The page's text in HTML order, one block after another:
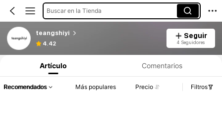
Buscar en la Tienda
teangshiyi
4.42
Seguir
4 Seguidores
Artículo Comentarios
Recomendados Más populares Precio Filtros